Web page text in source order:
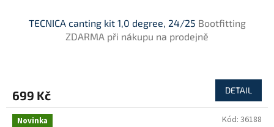
TECNICA canting kit 1,0 degree, 24/25 Bootfitting
ZDARMA při nákupu na prodejně
699 Kč DETAIL
Novinka Kód: 36188